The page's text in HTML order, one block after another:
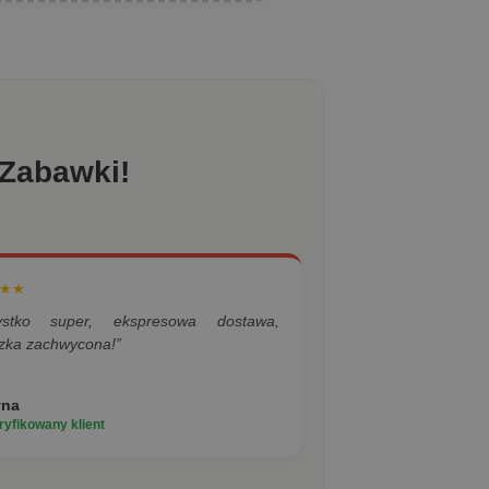
super, ekspresowa dostawa,
zachwycona!”
klient